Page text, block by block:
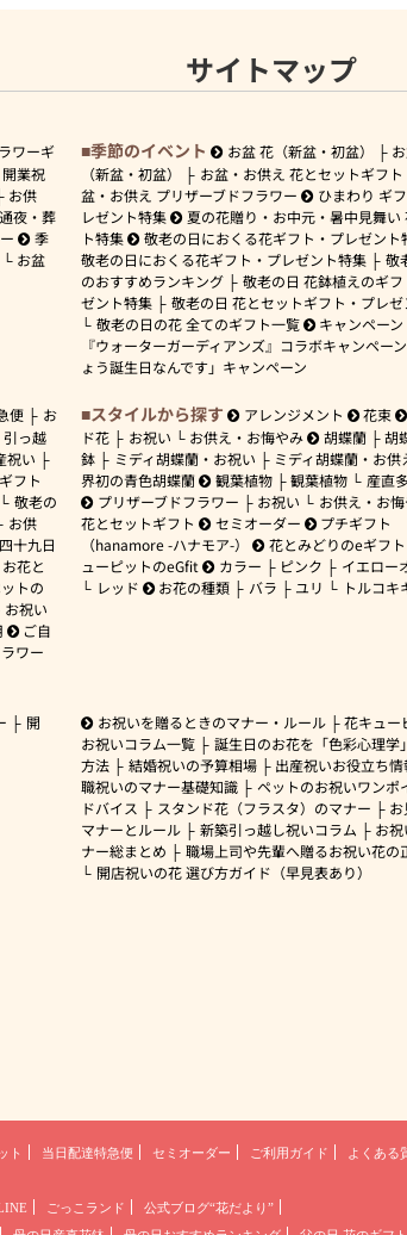
サイトマップ
ワーギ
業祝
お供
通夜・葬
季
お盆
季節のイベント お盆 花（新盆・初盆）
（新盆・初盆）
お盆・お供え 花とセットギフト
盆・お供え プリザーブドフラワー
ひまわり ギ
レゼント特集
夏の花贈り・お中元・暑中見舞い
ト特集
敬老の日におくる花ギフト・プレゼント
敬老の日におくる花ギフト・プレゼント特集
敬
のおすすめランキング
敬老の日 花鉢植えのギフ
ゼント特集
敬老の日 花とセットギフト・プレ
敬老の日の花 全てのギフト一覧
キャンペーン
『ウォーターガーディアンズ』コラボキャンペーン
ょう誕生日なんです」キャンペーン
便
お
っ越
祝い
フト
敬老の
お供
四十九日
花と
トの
お祝い
ご自
ワー
スタイルから探す アレンジメント 花束
ド花
お祝い お供え・お悔やみ 胡蝶蘭
胡
鉢
ミディ胡蝶蘭・お祝い ミディ胡蝶蘭・お供
界初の青色胡蝶蘭
観葉植物 観葉植物
産直
プリザーブドフラワー
お祝い
お供え・お
花とセットギフト
セミオーダー
プチギフト
（hanamore -ハナモア-）
花とみどりのeギフト
ューピットのeGfit
カラー ピンク
イエロー
レッド
お花の種類 バラ ユリ トルコキ
開
お祝いを贈るときのマナー・ルール
花キュー
お祝いコラム一覧
誕生日のお花を「色彩心理学
方法
結婚祝いの予算相場 出産祝いお役立ち情
職祝いのマナー基礎知識
ペットのお祝いワンポ
ドバイス
スタンド花（フラスタ）のマナー
マナーとルール
新築引っ越し祝いコラム
お
ナー総まとめ
職場上司や先輩へ贈るお祝い花の
開店祝いの花 選び方ガイド（早見表あり）
ト 当日配達特急便 セミオーダー ご利用ガイド よくある
ごっこランド
公式ブログ“花だより”